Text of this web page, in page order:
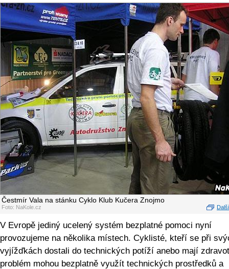
Čestmír Vala na stánku Cyklo Klub Kučera Znojmo
Foto: NaKole.cz
V Evropě jediný ucelený systém bezplatné pomoci nyní
provozujeme na několika místech. Cyklisté, kteří se při
vyjížďkách dostali do technických potíží anebo mají
problém mohou bezplatně využít technických prostředků a